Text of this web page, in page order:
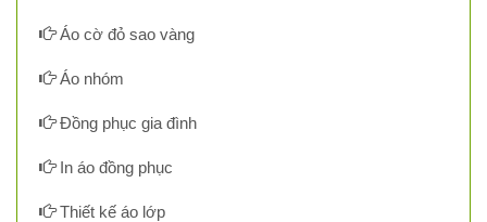
Áo cờ đỏ sao vàng
Áo nhóm
Đồng phục gia đình
In áo đồng phục
Thiết kế áo lớp